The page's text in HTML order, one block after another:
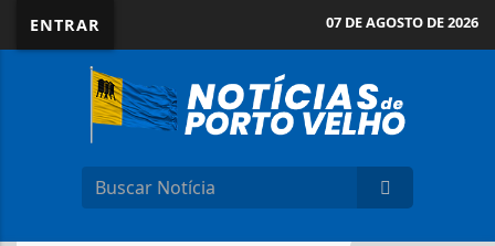
ENTRAR 07 DE AGOSTO DE 2026